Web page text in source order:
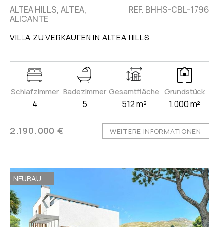
ALTEA HILLS, ALTEA,
ALICANTE
REF. BHHS-CBL-1796
VILLA ZU VERKAUFEN IN ALTEA HILLS
Schlafzimmer
4
Badezimmer
5
Gesamtfläche
512 m²
Grundstück
1.000 m²
2.190.000 € WEITERE INFORMATIONEN
NEUBAU